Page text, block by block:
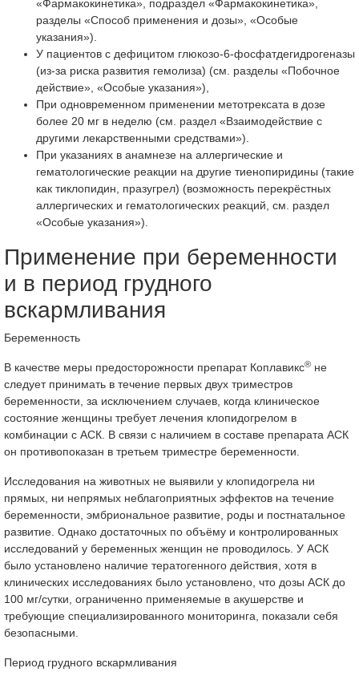
«Фармакокинетика», подраздел «Фармакокинетика»,
разделы «Способ применения и дозы», «Особые
указания»).
У пациентов с дефицитом глюкозо-6-фосфатдегидрогеназы
(из-за риска развития гемолиза) (см. разделы «Побочное
действие», «Особые указания»),
При одновременном применении метотрексата в дозе
более 20 мг в неделю (см. раздел «Взаимодействие с
другими лекарственными средствами»).
При указаниях в анамнезе на аллергические и
гематологические реакции на другие тиенопиридины (такие
как тиклопидин, празугрел) (возможность перекрёстных
аллергических и гематологических реакций, см. раздел
«Особые указания»).
Применение при беременности
и в период грудного
вскармливания
Беременность
В качестве меры предосторожности препарат Коплавикс® не
следует принимать в течение первых двух триместров
беременности, за исключением случаев, когда клиническое
состояние женщины требует лечения клопидогрелом в
комбинации с АСК. В связи с наличием в составе препарата АСК
он противопоказан в третьем триместре беременности.
Исследования на животных не выявили у клопидогрела ни
прямых, ни непрямых неблагоприятных эффектов на течение
беременности, эмбриональное развитие, роды и постнатальное
развитие. Однако достаточных по объёму и контролированных
исследований у беременных женщин не проводилось. У АСК
было установлено наличие тератогенного действия, хотя в
клинических исследованиях было установлено, что дозы АСК до
100 мг/сутки, ограниченно применяемые в акушерстве и
требующие специализированного мониторинга, показали себя
безопасными.
Период грудного вскармливания